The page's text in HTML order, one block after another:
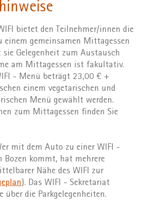
bietet den Teilnehmer/innen die
gemeinsamen Mittagessen
Gelegenheit zum Austausch
am Mittagessen ist fakultativ.
- Menü beträgt 23,00 € +
einem vegetarischen und
Menü gewählt werden.
zum Mittagessen finden Sie
mit dem Auto zu einer WIFI -
Bozen kommt, hat mehrere
Nähe des WIFI zur
). Das WIFI - Sekretariat
über die Parkgelegenheiten.